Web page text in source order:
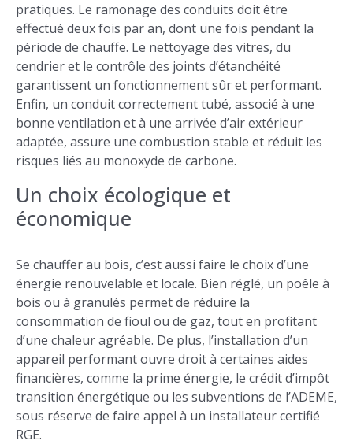
pratiques. Le ramonage des conduits doit être
effectué deux fois par an, dont une fois pendant la
période de chauffe. Le nettoyage des vitres, du
cendrier et le contrôle des joints d’étanchéité
garantissent un fonctionnement sûr et performant.
Enfin, un conduit correctement tubé, associé à une
bonne ventilation et à une arrivée d’air extérieur
adaptée, assure une combustion stable et réduit les
risques liés au monoxyde de carbone.
Un choix écologique et
économique
Se chauffer au bois, c’est aussi faire le choix d’une
énergie renouvelable et locale. Bien réglé, un poêle à
bois ou à granulés permet de réduire la
consommation de fioul ou de gaz, tout en profitant
d’une chaleur agréable. De plus, l’installation d’un
appareil performant ouvre droit à certaines aides
financières, comme la prime énergie, le crédit d’impôt
transition énergétique ou les subventions de l’ADEME,
sous réserve de faire appel à un installateur certifié
RGE.